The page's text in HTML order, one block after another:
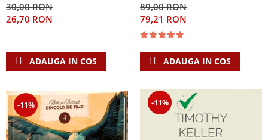
30,00 RON
26,70 RON
ADAUGA IN COS
89,00 RON
79,21 RON
ADAUGA IN COS
-11% -11%